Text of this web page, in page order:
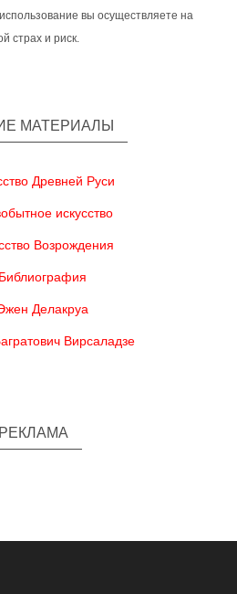
вы осуществляете на
страх и риск.
МАТЕРИАЛЫ
Древней Руси
искусство
Возрождения
Библиография
Делакруа
Вирсаладзе
РЕКЛАМА